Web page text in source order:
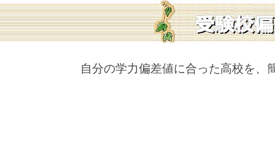
自分の学力偏差値に合った高校を、